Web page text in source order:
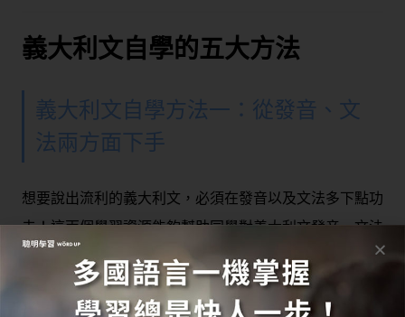
義大利文自學的五大方法
義大利文自學方法一：從發音、文
法兩方面下手
想要說出流利的義大利文，必須在發音以及文法多下點功
夫！這兩個學習資源能夠幫助同學對義大利文發音、文法
推薦給想要從基礎學起，並且讓發音更標準的學習者：